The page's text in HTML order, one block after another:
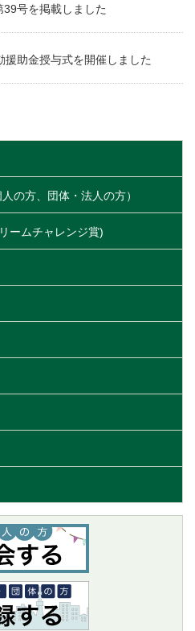
号を掲載しました
援助金授与式を開催しました
の方、団体・法人の方）
ームチャレンジ賞)